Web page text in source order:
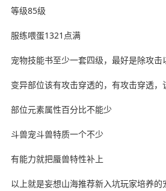
等级85级
服练喂蛋1321点满
宠物技能书至少一套四级，最好是除攻击
变异部位该有攻击穿透的，有攻击穿透，
部位元素属性百分比不能少
斗兽宠斗兽特质一个不少
有能力就把蜃兽特性补上
以上就是妄想山海推荐新入坑玩家培养